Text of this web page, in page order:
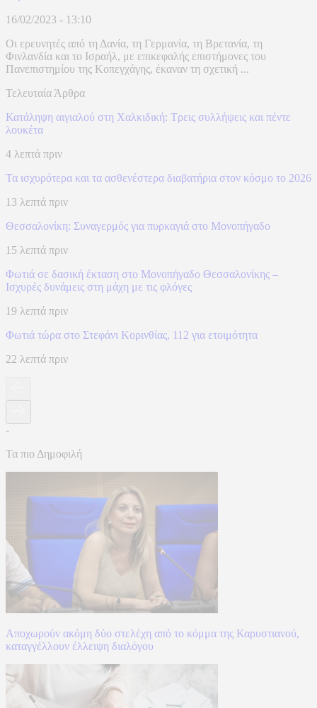
16/02/2023 - 13:10
Οι ερευνητές από τη Δανία, τη Γερμανία, τη Βρετανία, τη
Φινλανδία και το Ισραήλ, με επικεφαλής επιστήμονες του
Πανεπιστημίου της Κοπεγχάγης, έκαναν τη σχετική ...
Τελευταία Άρθρα
Κατάληψη αιγιαλού στη Χαλκιδική: Τρεις συλλήψεις και πέντε
λουκέτα
4 λεπτά πριν
Τα ισχυρότερα και τα ασθενέστερα διαβατήρια στον κόσμο το 2026
13 λεπτά πριν
Θεσσαλονίκη: Συναγερμός για πυρκαγιά στο Μονοπήγαδο
15 λεπτά πριν
Φωτιά σε δασική έκταση στο Μονοπήγαδο Θεσσαλονίκης –
Ισχυρές δυνάμεις στη μάχη με τις φλόγες
19 λεπτά πριν
Φωτιά τώρα στο Στεφάνι Κορινθίας, 112 για ετοιμότητα
22 λεπτά πριν
-
Τα πιο Δημοφιλή
Αποχωρούν ακόμη δύο στελέχη από το κόμμα της Καρυστιανού,
καταγγέλλουν έλλειψη διαλόγου